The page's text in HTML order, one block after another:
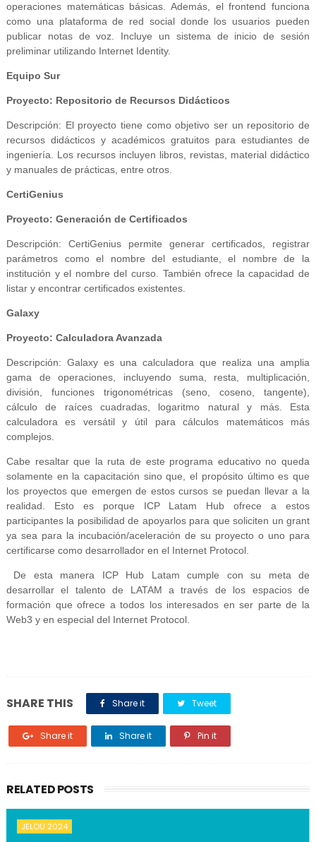
operaciones matemáticas básicas. Además, el frontend funciona
como una plataforma de red social donde los usuarios pueden
publicar notas de voz. Incluye un sistema de inicio de sesión
preliminar utilizando Internet Identity.
Equipo Sur
Proyecto: Repositorio de Recursos Didácticos
Descripción: El proyecto tiene como objetivo ser un repositorio de
recursos didácticos y académicos gratuitos para estudiantes de
ingeniería. Los recursos incluyen libros, revistas, material didáctico
y manuales de prácticas, entre otros.
CertiGenius
Proyecto: Generación de Certificados
Descripción: CertiGenius permite generar certificados, registrar
parámetros como el nombre del estudiante, el nombre de la
institución y el nombre del curso. También ofrece la capacidad de
listar y encontrar certificados existentes.
Galaxy
Proyecto: Calculadora Avanzada
Descripción: Galaxy es una calculadora que realiza una amplia
gama de operaciones, incluyendo suma, resta, multiplicación,
división, funciones trigonométricas (seno, coseno, tangente),
cálculo de raíces cuadradas, logaritmo natural y más. Esta
calculadora es versátil y útil para cálculos matemáticos más
complejos.
Cabe resaltar que la ruta de este programa educativo no queda
solamente en la capacitación sino que, el propósito último es que
los proyectos que emergen de estos cursos se puedan llevar a la
realidad. Esto es porque ICP Latam Hub ofrece a estos
participantes la posibilidad de apoyarlos para que soliciten un grant
ya sea para la incubación/aceleración de su proyecto o uno para
certificarse como desarrollador en el Internet Protocol.
De esta manera ICP Hub Latam cumple con su meta de
desarrollar el talento de LATAM a través de los espacios de
formación que ofrece a todos los interesados en ser parte de la
Web3 y en especial del Internet Protocol.
SHARE THIS Share it Tweet
Share it Share it Pin it
RELATED POSTS
JELOU 2024